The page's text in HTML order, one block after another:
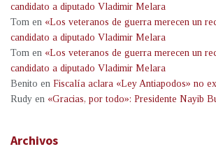
candidato a diputado Vladimir Melara
Tom en «Los veteranos de guerra merecen un
candidato a diputado Vladimir Melara
Tom en «Los veteranos de guerra merecen un
candidato a diputado Vladimir Melara
Benito en Fiscalía aclara «Ley Antiapodos» no
Rudy en «Gracias, por todo»: Presidente Nayib
Archivos